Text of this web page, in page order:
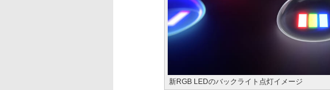
新RGB LEDのバックライト点灯イメージ